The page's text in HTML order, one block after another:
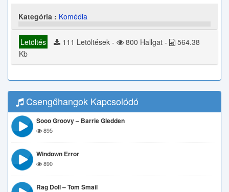
Kategória : Komédia
Letöltés 111 Letöltések - 800 Hallgat -
564.38
Kb
Csengőhangok Kapcsolódó
Sooo Groovy – Barrie Gledden
895
Windown Error
890
Rag Doll – Tom Smail